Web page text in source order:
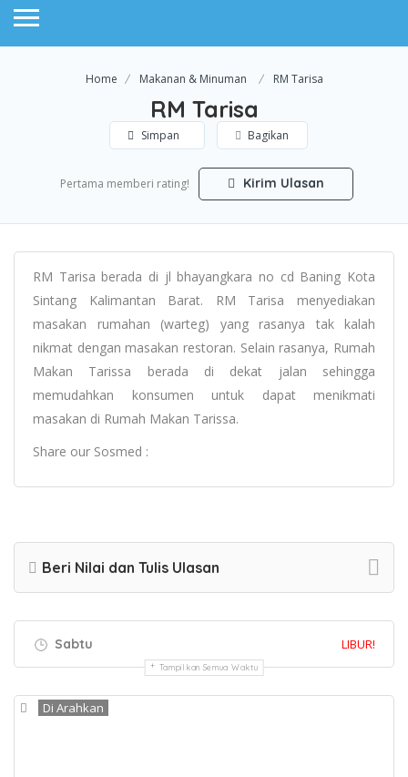
Home Makanan & Minuman RM Tarisa
RM Tarisa
Simpan Bagikan
Pertama memberi rating! Kirim Ulasan
RM Tarisa berada di jl bhayangkara no cd Baning Kota
Sintang Kalimantan Barat. RM Tarisa menyediakan
masakan rumahan (warteg) yang rasanya tak kalah
nikmat dengan masakan restoran. Selain rasanya, Rumah
Makan Tarissa berada di dekat jalan sehingga
memudahkan konsumen untuk dapat menikmati
masakan di Rumah Makan Tarissa.
Share our Sosmed :
Beri Nilai dan Tulis Ulasan
Sabtu LIBUR!
Tampilkan Semua Waktu
Di Arahkan